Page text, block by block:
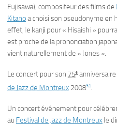
Fujisawa), compositeur des films de
Kitano a choisi son pseudonyme en
effet, le kanji pour « Hisaishi »
est proche de la prononciation
vient naturellement de « Jones ».
Le concert pour son 75e
de Jazz de Montreux 200831.
Un concert événement pour
au Festival de Jazz de Montreux le